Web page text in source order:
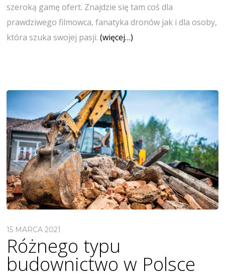
szeroką gamę ofert. Znajdzie się tam coś dla
prawdziwego filmowca, fanatyka dronów jak i dla osoby,
która szuka swojej pasji.(więcej…)
15 MARCA 2021
Różnego typu
budownictwo w Polsce